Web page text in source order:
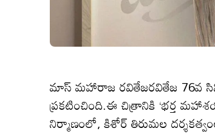
మాస్ మహారాజ రవితేజరవితేజ 76వ
ప్రకటించింది.ఈ చిత్రానికి ‘భర్త
నిర్మాణంలో, కిశోర్ తిరుమల